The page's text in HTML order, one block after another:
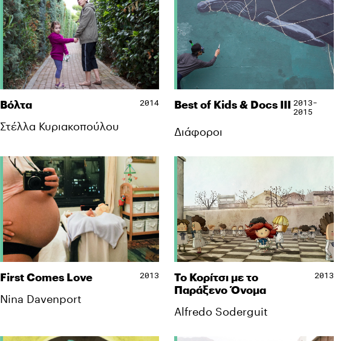
Βόλτα 2014
Στέλλα Κυριακοπούλου
Best of Kids & Docs IΙΙ 2013-
2015
Διάφοροι
First Comes Love 2013
Nina Davenport
Το Κορίτσι με το
Παράξενο Όνομα
2013
Alfredo Soderguit